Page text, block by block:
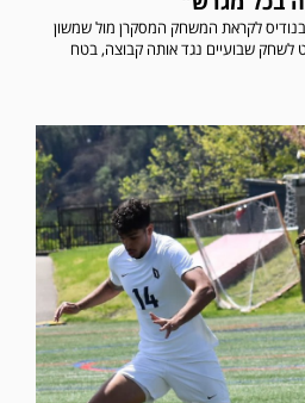
בנודיס לקראת המשחק המסקרן מול שמשון
לשחק שבועיים נגד אותה קבוצה, בטח